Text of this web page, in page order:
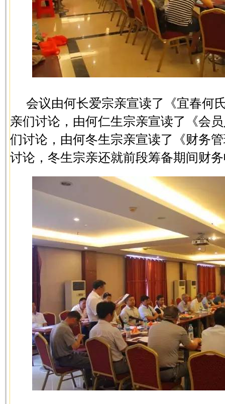
会议由何长爱宗亲宣读了《宜春何
亲们讨论，由何仁生宗亲宣读了《会
们讨论，由何冬生宗亲宣读了《财务
讨论，冬生宗亲还就前段筹备期间财